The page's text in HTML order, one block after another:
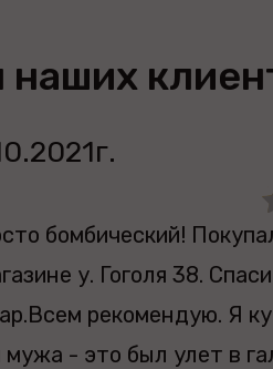
бомбический!
у. Гоголя 38.
рекомендую. Я
мужа - это был улет в